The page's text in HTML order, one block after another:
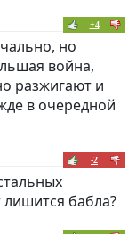
+4
но
война,
разжигают и
в очередной
-2
лишится бабла?